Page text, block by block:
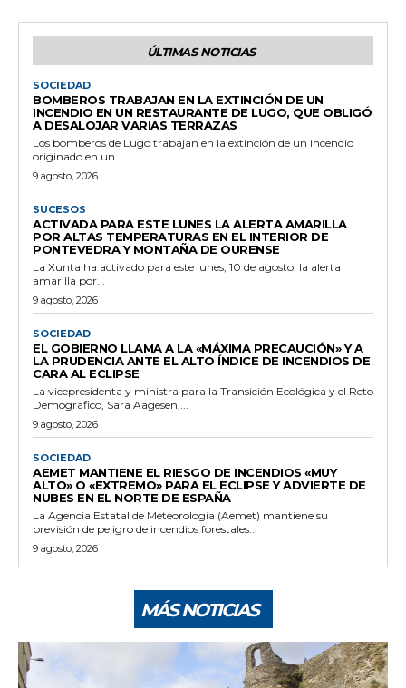
ÚLTIMAS NOTICIAS
SOCIEDAD
BOMBEROS TRABAJAN EN LA EXTINCIÓN DE UN
INCENDIO EN UN RESTAURANTE DE LUGO, QUE OBLIGÓ
A DESALOJAR VARIAS TERRAZAS
Los bomberos de Lugo trabajan en la extinción de un incendio
originado en un...
9 agosto, 2026
SUCESOS
ACTIVADA PARA ESTE LUNES LA ALERTA AMARILLA
POR ALTAS TEMPERATURAS EN EL INTERIOR DE
PONTEVEDRA Y MONTAÑA DE OURENSE
La Xunta ha activado para este lunes, 10 de agosto, la alerta
amarilla por...
9 agosto, 2026
SOCIEDAD
EL GOBIERNO LLAMA A LA «MÁXIMA PRECAUCIÓN» Y A
LA PRUDENCIA ANTE EL ALTO ÍNDICE DE INCENDIOS DE
CARA AL ECLIPSE
La vicepresidenta y ministra para la Transición Ecológica y el Reto
Demográfico, Sara Aagesen,...
9 agosto, 2026
SOCIEDAD
AEMET MANTIENE EL RIESGO DE INCENDIOS «MUY
ALTO» O «EXTREMO» PARA EL ECLIPSE Y ADVIERTE DE
NUBES EN EL NORTE DE ESPAÑA
La Agencia Estatal de Meteorología (Aemet) mantiene su
previsión de peligro de incendios forestales...
9 agosto, 2026
MÁS NOTICIAS